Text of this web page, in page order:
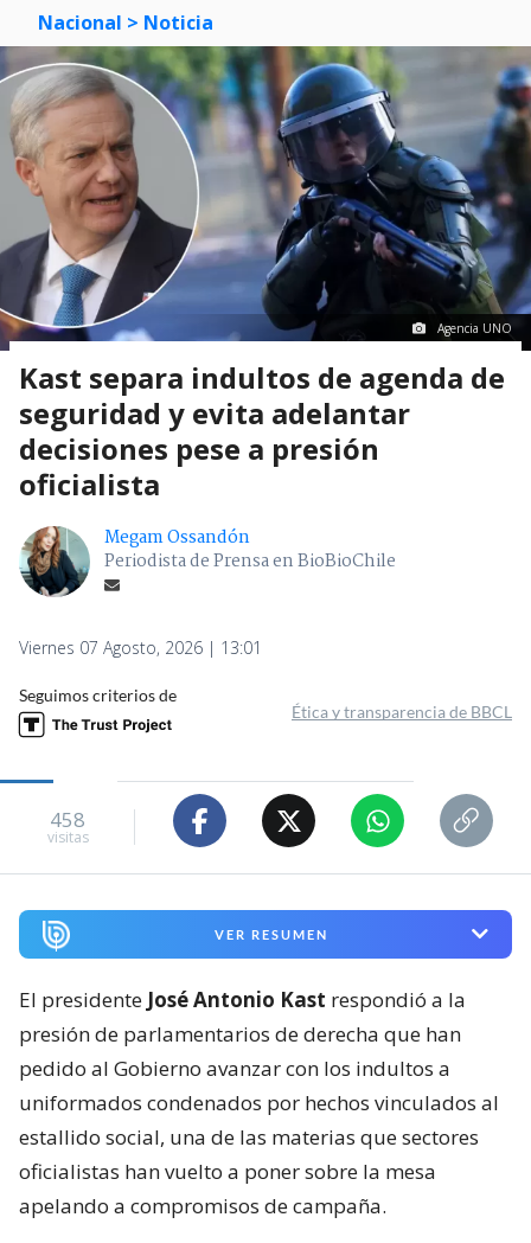
Nacional > Noticia
Agencia UNO
Kast separa indultos de agenda de
seguridad y evita adelantar
decisiones pese a presión
oficialista
Megam Ossandón
Periodista de Prensa en BioBioChile
Viernes 07 Agosto, 2026 | 13:01
Seguimos criterios de
Ética y transparencia de BBCL
458
visitas
VER RESUMEN
El presidente José Antonio Kast respondió a la
presión de parlamentarios de derecha que han
pedido al Gobierno avanzar con los indultos a
uniformados condenados por hechos vinculados al
estallido social, una de las materias que sectores
oficialistas han vuelto a poner sobre la mesa
apelando a compromisos de campaña.